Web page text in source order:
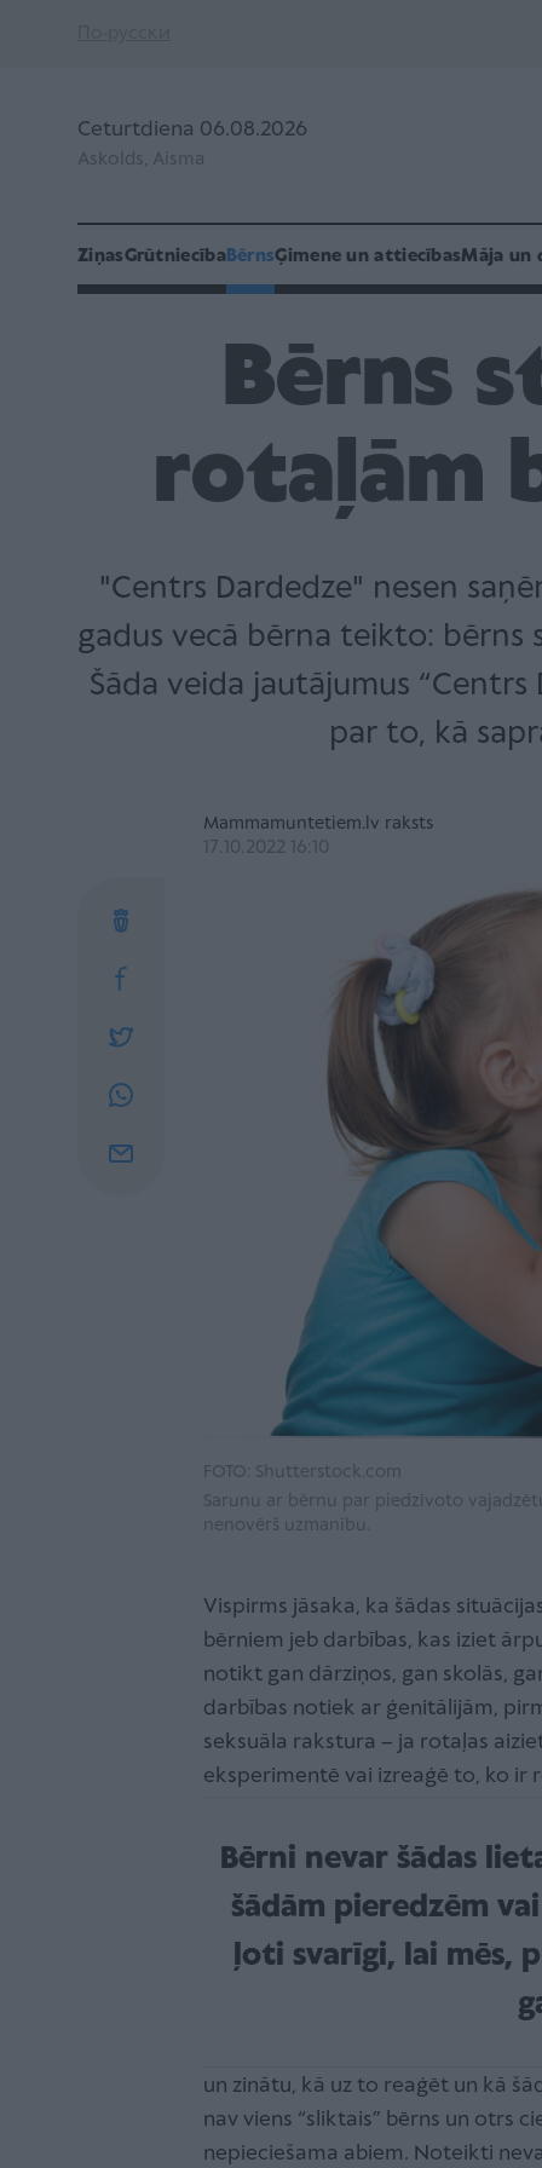
Ceturtdiena 06.08.2026
Askolds, Aisma
ZiņasGrūtniecībaBērnsĢimene un attiecībasMāja un
Bērns
rotaļām
"Centrs Dardedze" nesen
gadus vecā bērna teikto: bērns
Šāda veida jautājumus
par to, kā
Mammamuntetiem.lv raksts
17.10.2022 16:10
FOTO: Shutterstock.com
Sarunu ar bērnu par piedzīvoto
nenovērš uzmanību.
Vispirms jāsaka, ka šādas
bērniem jeb darbības, kas iziet
notikt gan dārziņos, gan skolās,
darbības notiek ar ģenitālijām,
seksuāla rakstura – ja rotaļas
eksperimentē vai izreaģē to, ko ir
Bērni nevar šādas
šādām pieredzēm
ļoti svarīgi, lai mēs,
un zinātu, kā uz to reaģēt un kā
nav viens “sliktais” bērns un otrs
nepieciešama abiem. Noteikti